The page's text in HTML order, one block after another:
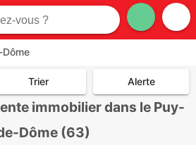
Trier Alerte
immobilier dans le Puy-
Dôme (63)